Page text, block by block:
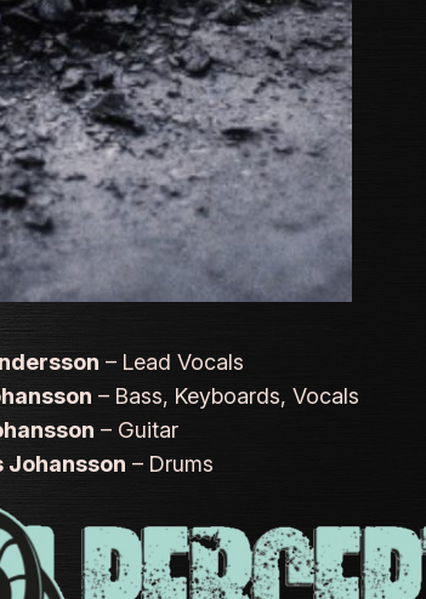
– Lead Vocals
– Bass, Keyboards, Vocals
– Guitar
Johansson – Drums